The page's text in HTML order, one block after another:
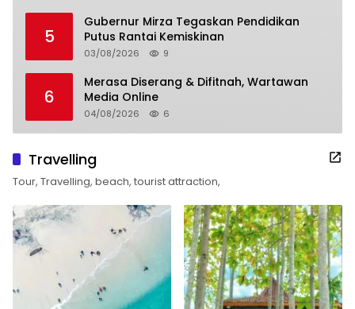
5
Gubernur Mirza Tegaskan Pendidikan
Putus Rantai Kemiskinan
03/08/2026 9
6
Merasa Diserang & Difitnah, Wartawan
Media Online
04/08/2026 6
Travelling
Tour, Travelling, beach, tourist attraction,